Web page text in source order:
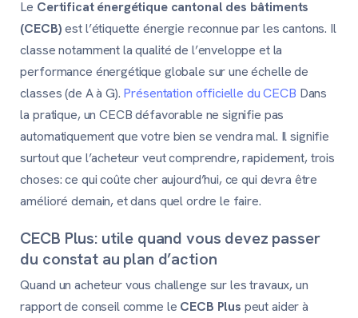
Le Certificat énergétique cantonal des bâtiments
(CECB)est l’étiquette énergie reconnue par les cantons. Il
classe notamment la qualité de l’enveloppe et la
performance énergétique globale sur une échelle de
classes (de A à G). Présentation officielle du CECB Dans
la pratique, un CECB défavorable ne signifie pas
automatiquement que votre bien se vendra mal. Il signifie
surtout que l’acheteur veut comprendre, rapidement, trois
choses: ce qui coûte cher aujourd’hui, ce qui devra être
amélioré demain, et dans quel ordre le faire.
CECB Plus: utile quand vous devez passer
du constat au plan d’action
Quand un acheteur vous challenge sur les travaux, un
rapport de conseil comme le CECB Plus peut aider à